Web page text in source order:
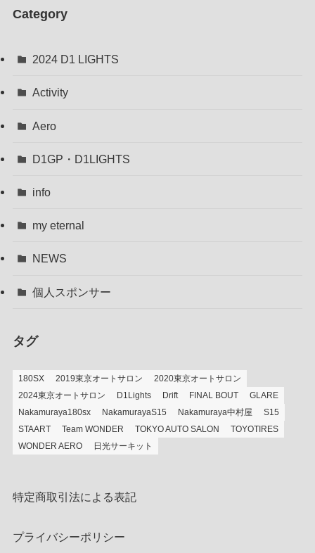
Category
2024 D1 LIGHTS
Activity
Aero
D1GP・D1LIGHTS
info
my eternal
NEWS
個人スポンサー
タグ
180SX 2019東京オートサロン
2020東京オートサロン
2024東京オートサロン
D1Lights Drift FINAL BOUT
GLARE
Nakamuraya180sx
NakamurayaS15 Nakamuraya中村屋
S15
STAART
Team WONDER TOKYO AUTO SALON
TOYOTIRES
WONDER AERO
日光サーキット
特定商取引法による表記
プライバシーポリシー